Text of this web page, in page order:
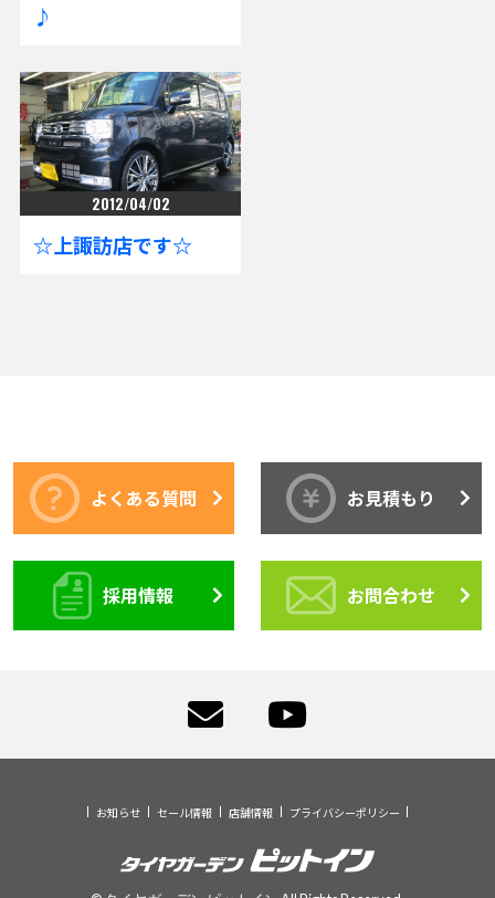
♪
2012/04/02
☆上諏訪店です☆
よくある質問 お見積もり
採用情報 お問合わせ
お知らせ セール情報 店舗情報 プライバシーポリシー